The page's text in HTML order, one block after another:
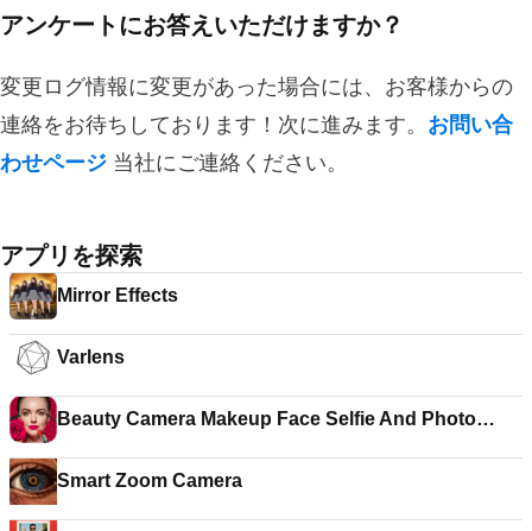
アンケートにお答えいただけますか？
変更ログ情報に変更があった場合には、お客様からの
連絡をお待ちしております！次に進みます。 お問い合
わせページ 当社にご連絡ください。
アプリを探索
Mirror Effects
Varlens
Beauty Camera Makeup Face Selfie And Photo
Smart Zoom Camera